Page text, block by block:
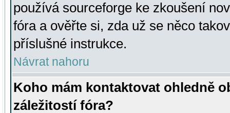
používá sourceforge ke zkoušení
fóra a ověřte si, zda už se něco
příslušné instrukce.
Návrat nahoru
Koho mám kontaktovat ohledně
záležitostí fóra?